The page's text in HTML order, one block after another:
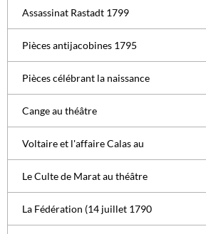
Assassinat Rastadt 1799
Pièces antijacobines 1795
Pièces célébrant la naissance
Cange au théâtre
Voltaire et l'affaire Calas au
Le Culte de Marat au théâtre
La Fédération (14 juillet 1790